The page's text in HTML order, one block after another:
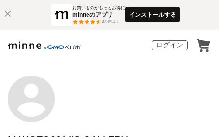
お買いものがもっとお得に
minneのアプリ
3万件以上
インストールする
ログイン